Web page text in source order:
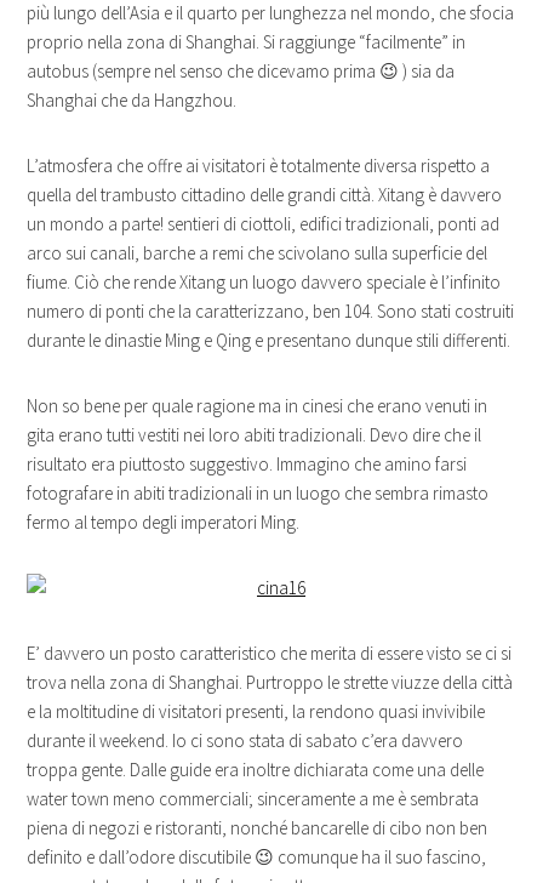
più lungo dell’Asia e il quarto per lunghezza nel mondo, che sfocia
proprio nella zona di Shanghai. Si raggiunge “facilmente” in
autobus (sempre nel senso che dicevamo prima 😉 ) sia da
Shanghai che da Hangzhou.
L’atmosfera che offre ai visitatori è totalmente diversa rispetto a
quella del trambusto cittadino delle grandi città. Xitang è davvero
un mondo a parte! sentieri di ciottoli, edifici tradizionali, ponti ad
arco sui canali, barche a remi che scivolano sulla superficie del
fiume. Ciò che rende Xitang un luogo davvero speciale è l’infinito
numero di ponti che la caratterizzano, ben 104. Sono stati costruiti
durante le dinastie Ming e Qing e presentano dunque stili differenti.
Non so bene per quale ragione ma in cinesi che erano venuti in
gita erano tutti vestiti nei loro abiti tradizionali. Devo dire che il
risultato era piuttosto suggestivo. Immagino che amino farsi
fotografare in abiti tradizionali in un luogo che sembra rimasto
fermo al tempo degli imperatori Ming.
E’ davvero un posto caratteristico che merita di essere visto se ci si
trova nella zona di Shanghai. Purtroppo le strette viuzze della città
e la moltitudine di visitatori presenti, la rendono quasi invivibile
durante il weekend. Io ci sono stata di sabato c’era davvero
troppa gente. Dalle guide era inoltre dichiarata come una delle
water town meno commerciali; sinceramente a me è sembrata
piena di negozi e ristoranti, nonché bancarelle di cibo non ben
definito e dall’odore discutibile 😉 comunque ha il suo fascino,